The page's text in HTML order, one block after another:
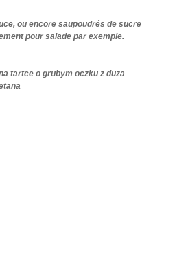
ou encore saupoudrés de sucre
pour salade par exemple.
tartce o grubym oczku z duza